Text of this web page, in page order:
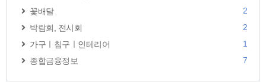
꽃배달
2
박람회, 전시회
2
가구ㅣ침구ㅣ인테리어
1
종합금융정보
7